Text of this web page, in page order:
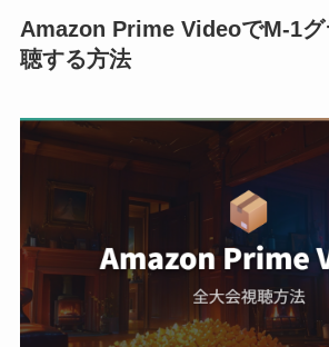
Amazon Prime VideoでM-1グ
聴する方法